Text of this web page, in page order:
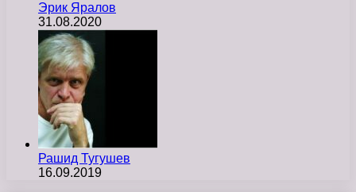
Эрик Яралов
31.08.2020
Рашид Тугушев
16.09.2019